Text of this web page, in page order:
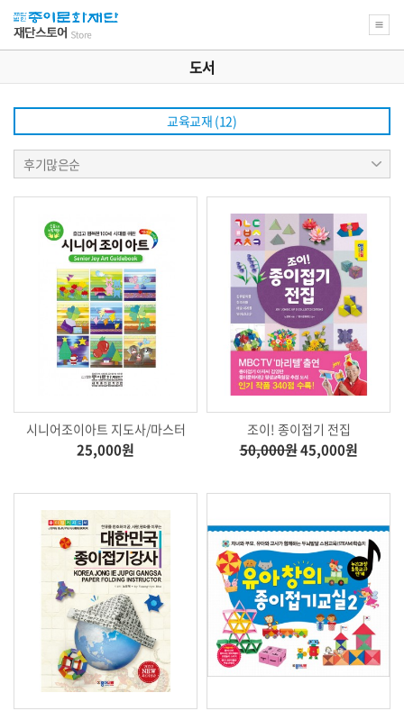
도서
교육교재 (12)
상
품
정
렬
후기많은순
시니어조이아트 지도사/마스터
25,000원
조이! 종이접기 전집
50,000원45,000원